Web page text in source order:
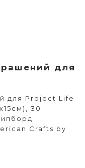
для
для Project Life
30
Crafts by